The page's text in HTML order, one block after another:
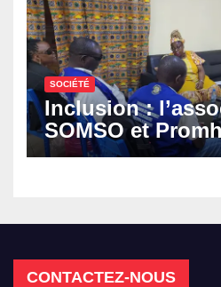
SOCIÉTÉ
Inclusion :
SOMSO et
militent en
CONTACTEZ-NOUS